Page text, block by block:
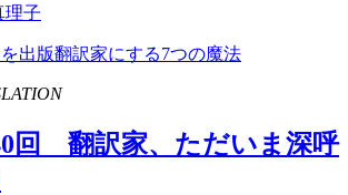
理子
出版翻訳家にする7つの魔法
回 翻訳家、ただいま深呼